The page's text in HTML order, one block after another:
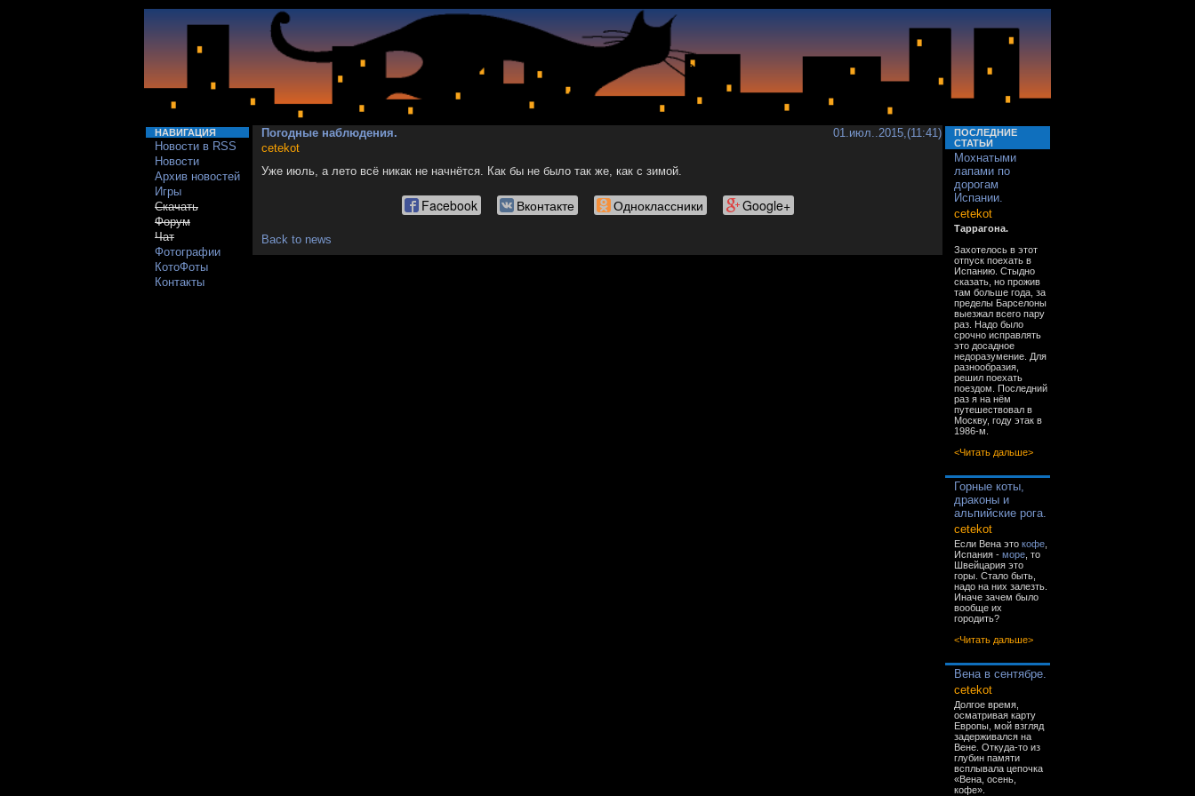
НАВИГАЦИЯ
Новости в RSS
Новости
Архив новостей
Игры
Скачать
Форум
Чат
Фотографии
КотоФоты
Контакты
Погодные наблюдения.
01.июл..2015,(11:41)
cetekot
Уже июль, а лето всё никак не начнётся. Как бы не было так же, как с зимой.
Facebook Вконтакте Одноклассники Google+
Back to news
ПОСЛЕДНИЕ
СТАТЬИ
Мохнатыми
лапами по
дорогам
Испании.
cetekot
Таррагона.
Захотелось в этот
отпуск поехать в
Испанию. Стыдно
сказать, но прожив
там больше года, за
пределы Барселоны
выезжал всего пару
раз. Надо было
срочно исправлять
это досадное
недоразумение. Для
разнообразия,
решил поехать
поездом. Последний
раз я на нём
путешествовал в
Москву, году этак в
1986-м.
<Читать дальше>
Горные коты,
драконы и
альпийские рога.
cetekot
Если Вена это кофе
Испания - море , то
Швейцария это
горы. Стало быть,
надо на них залезть.
Иначе зачем было
вообще их
городить?
<Читать дальше>
Вена в сентябре.
cetekot
Долгое время,
осматривая карту
Европы, мой взгляд
задерживался на
Вене. Откуда-то из
глубин памяти
всплывала цепочка
«Вена, осень,
кофе».